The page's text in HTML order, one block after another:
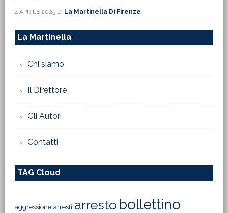
4 APRILE 2025DI La Martinella Di Firenze
La Martinella
Chi siamo
Il Direttore
Gli Autori
Contatti
TAG Cloud
aggressione arresti arresto bollettino